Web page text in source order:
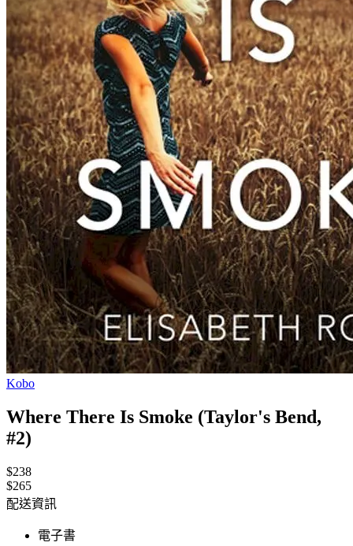
Kobo
Where There Is Smoke (Taylor's Bend,
#2)
$238
$265
配送資訊
電子書